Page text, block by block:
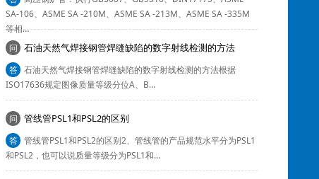
等相…
问
答 石油天然气焊接钢管焊缝缺陷的数字射线检测的方法根据
ISO17636规定图像质量等级分位A、B…
答 管线管PSL1和PSL2的区别2、管线管的产品规范水平分为PSL1
和PSL2，也可以说质量等级分为PSL1和…